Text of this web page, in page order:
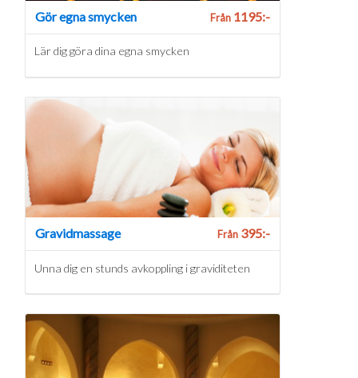
Gör egna smycken Från1195:-
Lär dig göra dina egna smycken
Gravidmassage Från395:-
Unna dig en stunds avkoppling i graviditeten